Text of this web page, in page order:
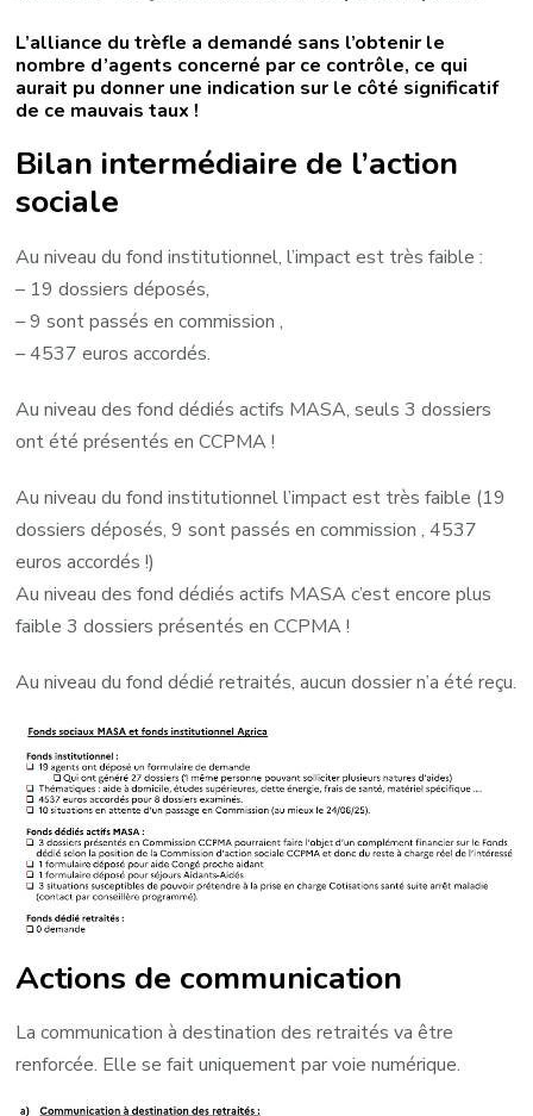
L’alliance du trèfle a demandé sans l’obtenir le
nombre d’agents concerné par ce contrôle, ce qui
aurait pu donner une indication sur le côté significatif
de ce mauvais taux !
Bilan intermédiaire de l’action
sociale
Au niveau du fond institutionnel, l’impact est très faible :
– 19 dossiers déposés,
– 9 sont passés en commission ,
– 4537 euros accordés.
Au niveau des fond dédiés actifs MASA, seuls 3 dossiers
ont été présentés en CCPMA !
Au niveau du fond institutionnel l’impact est très faible (19
dossiers déposés, 9 sont passés en commission , 4537
euros accordés !)
Au niveau des fond dédiés actifs MASA c’est encore plus
faible 3 dossiers présentés en CCPMA !
Au niveau du fond dédié retraités, aucun dossier n’a été reçu.
Actions de communication
La communication à destination des retraités va être
renforcée. Elle se fait uniquement par voie numérique.